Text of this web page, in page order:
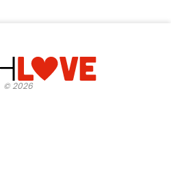
©2026